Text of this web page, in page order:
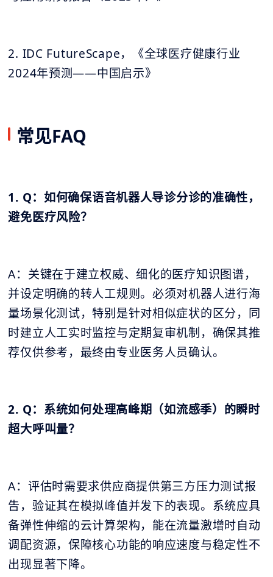
2. IDC FutureScape，《全球医疗健康行业
2024年预测——中国启示》
常见FAQ
1. Q：如何确保语音机器人导诊分诊的准确性，
避免医疗风险？
A：关键在于建立权威、细化的医疗知识图谱，
并设定明确的转人工规则。必须对机器人进行海
量场景化测试，特别是针对相似症状的区分，同
时建立人工实时监控与定期复审机制，确保其推
荐仅供参考，最终由专业医务人员确认。
2. Q：系统如何处理高峰期（如流感季）的瞬时
超大呼叫量？
A：评估时需要求供应商提供第三方压力测试报
告，验证其在模拟峰值并发下的表现。系统应具
备弹性伸缩的云计算架构，能在流量激增时自动
调配资源，保障核心功能的响应速度与稳定性不
出现显著下降。